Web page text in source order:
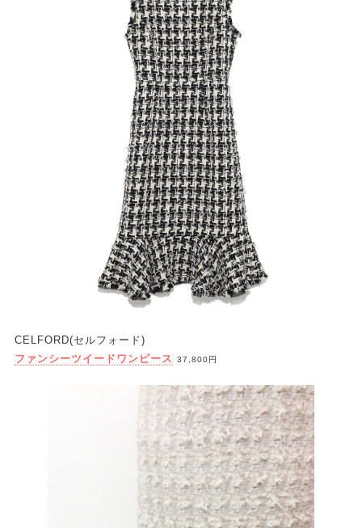
CELFORD(セルフォード)
ファンシーツイードワンピース
37,800円